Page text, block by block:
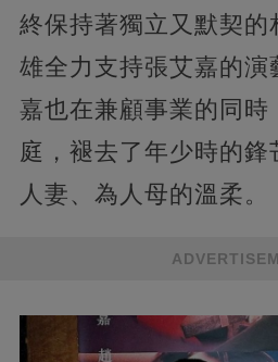
終保持著獨立又默契的
雄全力支持張艾嘉的演
嘉也在兼顧事業的同時
庭，褪去了年少時的鋒
人妻、為人母的溫柔。